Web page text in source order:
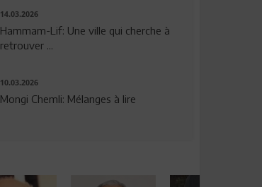
14.03.2026
Hammam-Lif: Une ville qui cherche à
retrouver ...
10.03.2026
Mongi Chemli: Mélanges à lire